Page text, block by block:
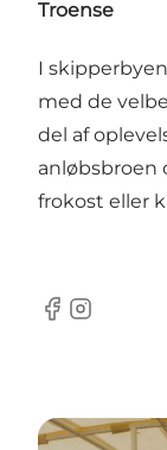
Troense
I
med de
del af
anløbsbroen
frokost eller
Facebook
Instagram